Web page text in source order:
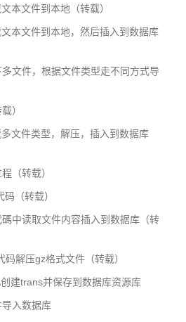
本文件到本地（转载）
本文件到本地，然后插入到数据库
文件，根据文件类型走不同方式导
）
文件类型，解压，插入到数据库
（转载）
（转载）
中读取文件内容插入到数据库（转
解压gz格式文件（转载）
建trans并保存到数据库资源库
入数据库